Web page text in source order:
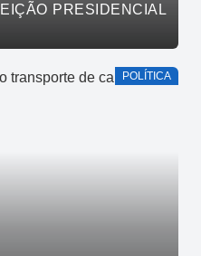
PRESIDENCIAL
POLÍTICA